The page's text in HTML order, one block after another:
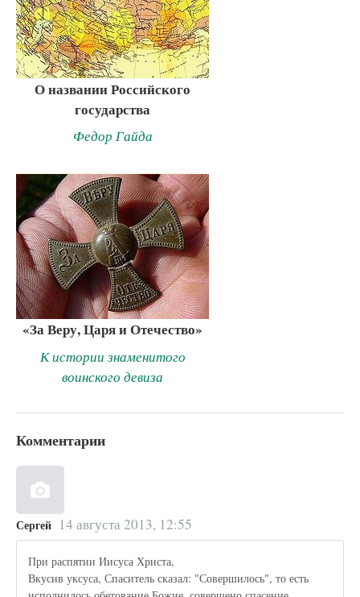
О названии Российского
государства
Федор Гайда
«За Веру, Царя и Отечество»
К истории знаменитого
воинского девиза
Комментарии
Сергей 14 августа 2013, 12:55
При распятии Иисуса Христа,
Вкусив уксуса, Спаситель сказал: "Совершилось", то есть